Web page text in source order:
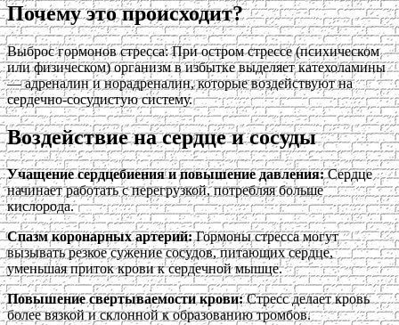
Почему это происходит?
Выброс гормонов стресса: При остром стрессе (психическом
или физическом) организм в избытке выделяет катехоламины
— адреналин и норадреналин, которые воздействуют на
сердечно-сосудистую систему.
Воздействие на сердце и сосуды
Учащение сердцебиения и повышение давления:Сердце
начинает работать с перегрузкой, потребляя больше
кислорода.
Спазм коронарных артерий:Гормоны стресса могут
вызывать резкое сужение сосудов, питающих сердце,
уменьшая приток крови к сердечной мышце.
Повышение свертываемости крови:Стресс делает кровь
более вязкой и склонной к образованию тромбов.